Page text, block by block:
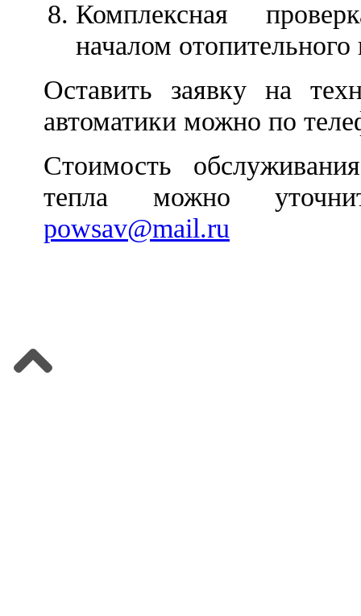
Комплексная
началом отопительного
Оставить заявку на
автоматики можно по
Стоимость
тепла можно
powsav@mail.ru